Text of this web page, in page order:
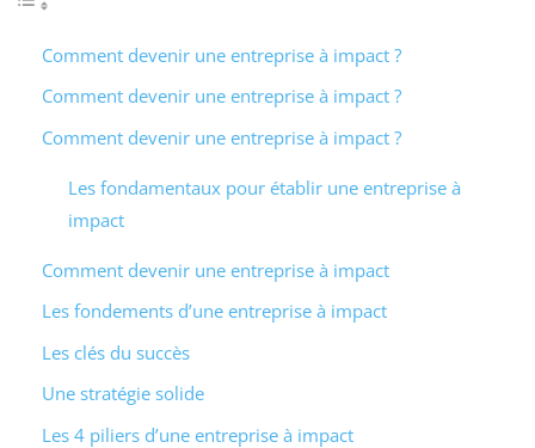
Comment devenir une entreprise à impact ?
Comment devenir une entreprise à impact ?
Comment devenir une entreprise à impact ?
Les fondamentaux pour établir une entreprise à
impact
Comment devenir une entreprise à impact
Les fondements d’une entreprise à impact
Les clés du succès
Une stratégie solide
Les 4 piliers d’une entreprise à impact